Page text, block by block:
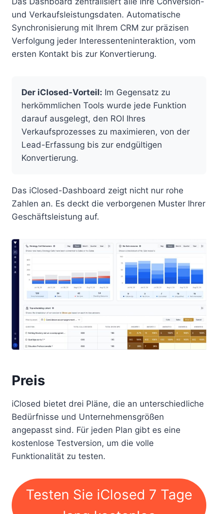
und Verkaufsleistungsdaten. Automatische
Synchronisierung mit Ihrem CRM zur präzisen
Verfolgung jeder Interessenteninteraktion, vom
ersten Kontakt bis zur Konvertierung.
Der iClosed-Vorteil: Im Gegensatz zu
herkömmlichen Tools wurde jede Funktion
darauf ausgelegt, den ROI Ihres
Verkaufsprozesses zu maximieren, von der
Lead-Erfassung bis zur endgültigen
Konvertierung.
Das iClosed-Dashboard zeigt nicht nur rohe
Zahlen an. Es deckt die verborgenen Muster Ihrer
Geschäftsleistung auf.
Preis
iClosed bietet drei Pläne, die an unterschiedliche
Bedürfnisse und Unternehmensgrößen
angepasst sind. Für jeden Plan gibt es eine
kostenlose Testversion, um die volle
Funktionalität zu testen.
Testen Sie iClosed 7 Tage